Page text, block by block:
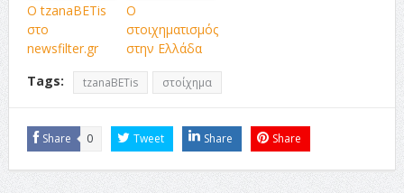
Ο tzanaBETis
στο
newsfilter.gr
Ο
στοιχηματισμός
στην Ελλάδα
Tags:
tzanaBETis στοίχημα
Share 0 Tweet Share Share